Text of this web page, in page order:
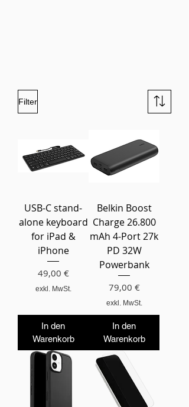
Filter
USB-C stand-
alone keyboard
for iPad &
iPhone
Preis
49,00 €
exkl. MwSt.
In den
Warenkorb
Belkin Boost
Charge 26.800
mAh 4-Port 27k
PD 32W
Powerbank
Preis
79,00 €
exkl. MwSt.
In den
Warenkorb